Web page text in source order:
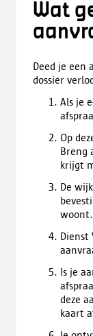
Wat
Deed je een
dossier
Als je
Op
Breng
krijgt
De
woont.
Dienst
Is je
deze
kaart